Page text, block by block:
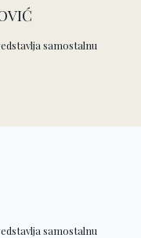
samostalnu
samostalnu